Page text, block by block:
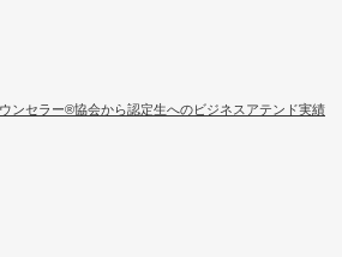
ンセラー®協会から認定生へのビジネスアテンド実績